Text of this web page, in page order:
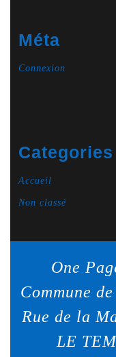
Méta
Connexion
Categories
Accueil
Non classé
One
Commune
Rue de la
LE